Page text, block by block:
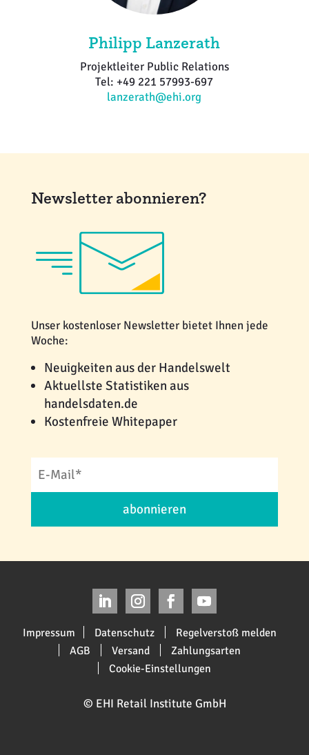
Philipp Lanzerath
Projektleiter Public Relations
Tel: +49 221 57993-697
lanzerath@ehi.org
Newsletter abonnieren?
Unser kostenloser Newsletter bietet Ihnen jede
Woche:
Neuigkeiten aus der Handelswelt
Aktuellste Statistiken aus
handelsdaten.de
Kostenfreie Whitepaper
abonnieren
Impressum Datenschutz
Regelverstoß melden
AGB
Versand
Zahlungsarten
Cookie-Einstellungen
© EHI Retail Institute GmbH